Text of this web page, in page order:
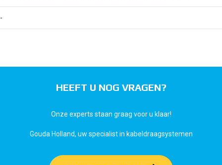
-
HEEFT U NOG VRAGEN?
Onze experts staan graag voor u klaar!
Gouda Holland, uw specialist in kabeldraagsystemen